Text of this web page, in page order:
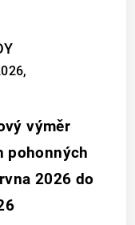
výměr
pohonných
2026 do